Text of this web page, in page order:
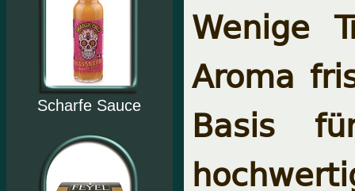
Scharfe Sauce
Wenige
Aroma
Basis